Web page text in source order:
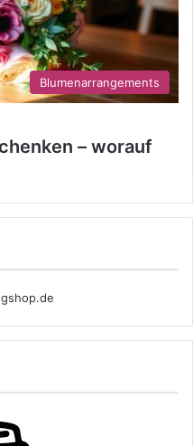
Blumenarrangements
– worauf